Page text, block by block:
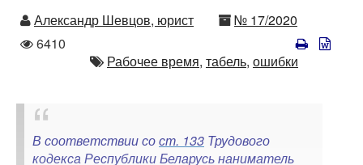
Автор
Александр Шевцов, юрист Номер
№ 17/2020
Количество
просмотров
6410
Автор
Рабочее время, табель, ошибки
В соответствии сост. 133 Трудового
кодекса Республики Беларусь наниматель